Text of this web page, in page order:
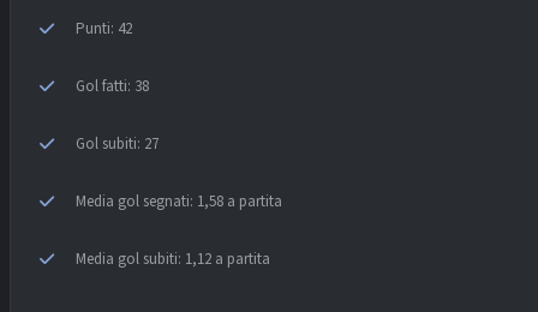
Punti: 42
Gol fatti: 38
Gol subiti: 27
Media gol segnati: 1,58 a partita
Media gol subiti: 1,12 a partita